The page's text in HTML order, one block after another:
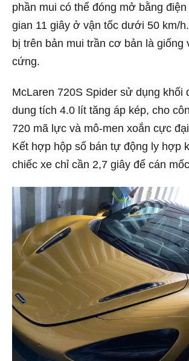
phần mui có thể đóng mở bằng
gian 11 giây ở vận tốc dưới 50 km/
bị trên bản mui trần cơ bản là giống
cứng.
McLaren 720S Spider sử dụng khối
dung tích 4.0 lít tăng áp kép, cho
720 mã lực và mô-men xoắn cực
Kết hợp hộp số bán tự động ly hợp
chiếc xe chỉ cần 2,7 giây để cán